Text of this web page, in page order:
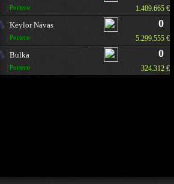
Portero 1.409.665 €
Keylor Navas
Portero
0
5.299.555 €
Bulka
Portero
0
324.312 €